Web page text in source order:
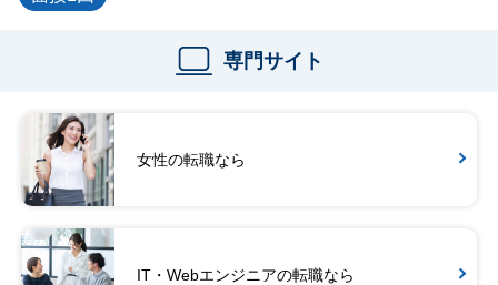
専門サイト
女性の転職なら
IT・Webエンジニアの転職なら